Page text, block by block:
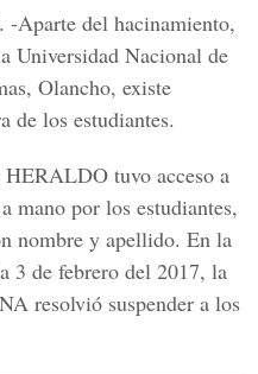
-Aparte del hacinamiento,
Universidad Nacional de
Olancho, existe
de los estudiantes.
HERALDO tuvo acceso a
mano por los estudiantes,
nombre y apellido. En la
3 de febrero del 2017, la
resolvió suspender a los